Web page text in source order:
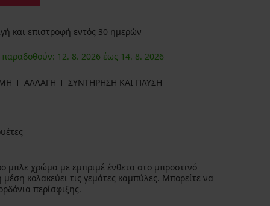
και επιστροφή εντός 30 ημερών
παραδοθούν: 12. 8. 2026 έως 14. 8. 2026
ΑΛΛΑΓΗ
ΣΥΝΤΗΡΗΣΗ ΚΑΙ ΠΛΥΣΗ
μπλε χρώμα με εμπριμέ ένθετα στο μπροστινό
κολακεύει τις γεμάτες καμπύλες. Μπορείτε να
περίσφιξης.